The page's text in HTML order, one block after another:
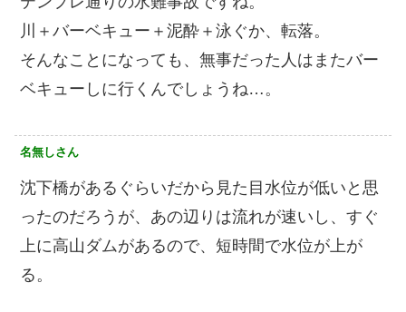
川＋バーベキュー＋泥酔＋泳ぐか、転落。
そんなことになっても、無事だった人はまたバー
ベキューしに行くんでしょうね…。
名無しさん
沈下橋があるぐらいだから見た目水位が低いと思
ったのだろうが、あの辺りは流れが速いし、すぐ
上に高山ダムがあるので、短時間で水位が上が
る。